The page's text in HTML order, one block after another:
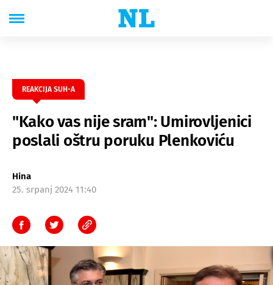
REAKCIJA SUH-A
"Kako vas nije sram": Umirovljenici
poslali oštru poruku Plenkoviću
Hina
25. srpanj 2024 11:40